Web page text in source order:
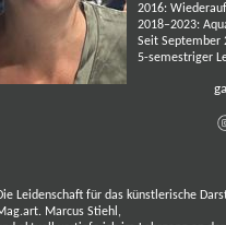
2016:
2018–2023:
Seit September
5-semestriger
Leidenschaft für das künstlerische
Marcus Stiehl,